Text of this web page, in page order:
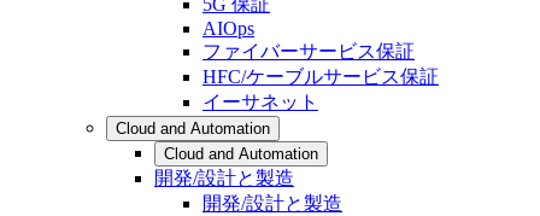
5G 保証
AIOps
ファイバーサービス保証
HFC/ケーブルサービス保証
イーサネット
Cloud and Automation
Cloud and Automation
開発/設計と製造
開発/設計と製造